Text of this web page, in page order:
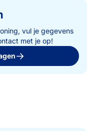
vul je gegevens
met je op!